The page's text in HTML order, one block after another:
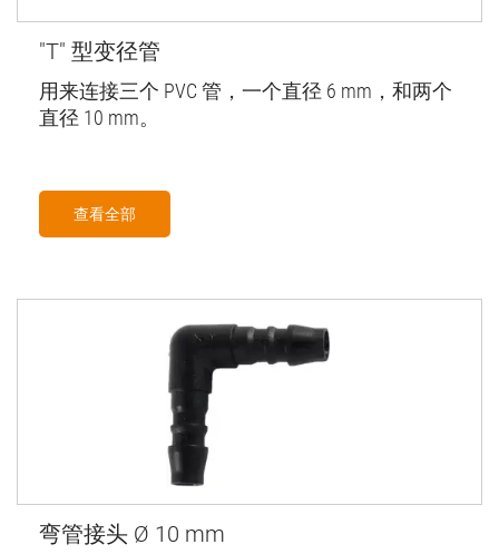
"T" 型变径管
用来连接三个 PVC 管，一个直径 6 mm，和两个
直径 10 mm。
查看全部
弯管接头 Ø 10 mm